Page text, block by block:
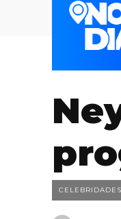
CELEBRIDADES